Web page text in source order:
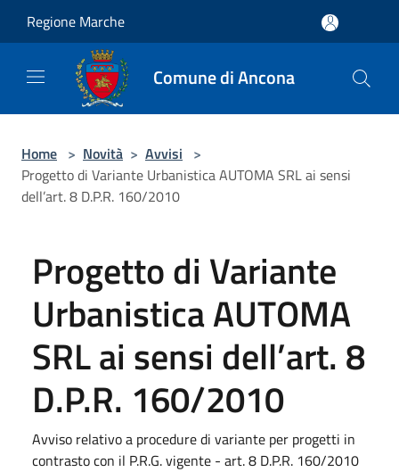
Regione Marche
Comune di Ancona
Home > Novità > Avvisi >
Progetto di Variante Urbanistica AUTOMA SRL ai sensi
dell’art. 8 D.P.R. 160/2010
Progetto di Variante
Urbanistica AUTOMA
SRL ai sensi dell’art. 8
D.P.R. 160/2010
Avviso relativo a procedure di variante per progetti in
contrasto con il P.R.G. vigente - art. 8 D.P.R. 160/2010